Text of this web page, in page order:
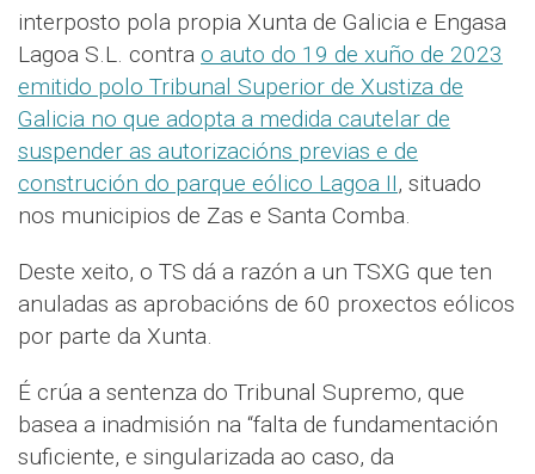
interposto pola propia Xunta de Galicia e Engasa
Lagoa S.L. contra o auto do 19 de xuño de 2023
emitido polo Tribunal Superior de Xustiza de
Galicia no que adopta a medida cautelar de
suspender as autorizacións previas e de
construción do parque eólico Lagoa II, situado
nos municipios de Zas e Santa Comba.
Deste xeito, o TS dá a razón a un TSXG que ten
anuladas as aprobacións de 60 proxectos eólicos
por parte da Xunta.
É crúa a sentenza do Tribunal Supremo, que
basea a inadmisión na “falta de fundamentación
suficiente, e singularizada ao caso, da